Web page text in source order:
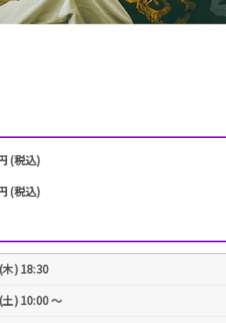
(税込)
(税込)
) 18:30
) 10:00 〜